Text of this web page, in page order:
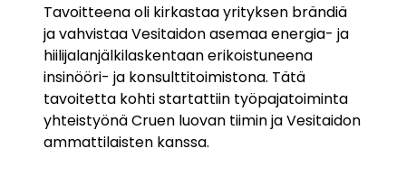
Tavoitteena oli kirkastaa yrityksen brändiä
ja vahvistaa Vesitaidon asemaa energia- ja
hiilijalanjälkilaskentaan erikoistuneena
insinööri- ja konsulttitoimistona. Tätä
tavoitetta kohti startattiin työpajatoiminta
yhteistyönä Cruen luovan tiimin ja Vesitaidon
ammattilaisten kanssa.